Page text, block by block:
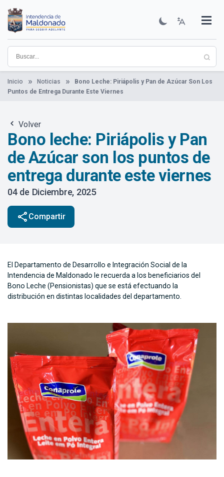
contenido
principal
Institucional
Municipios
Descubre Maldonado
Comunicación
Servicios
Guía De Trámites
Ver Noticias
Inicio Noticias
Bono Leche: Piriápolis y Pan de Azúcar Son Los
Puntos de Entrega Durante Este Viernes
Volver
Bono leche: Piriápolis y Pan
de Azúcar son los puntos de
entrega durante este viernes
04 de Diciembre, 2025
share Compartir
El Departamento de Desarrollo e Integración Social de la
Intendencia de Maldonado le recuerda a los beneficiarios del
Bono Leche (Pensionistas) que se está efectuando la
distribución en distintas localidades del departamento.